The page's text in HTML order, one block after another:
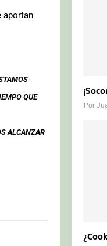
aportan
QUE
ALCANZAR
Por